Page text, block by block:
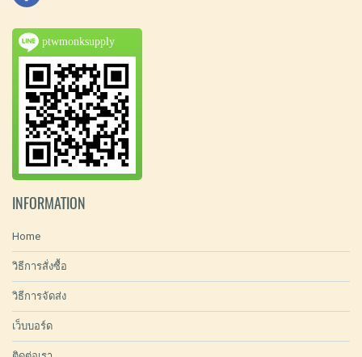
ptwmonksupply
INFORMATION
Home
วิธีการสั่งซื้อ
วิธีการจัดส่ง
เว็บบอร์ด